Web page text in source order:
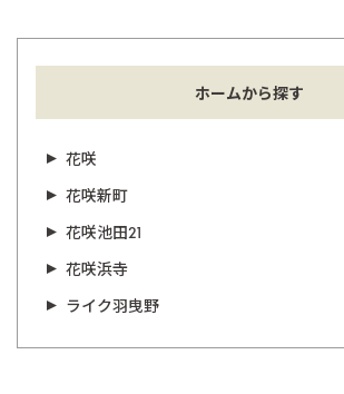
ホームから探す
花咲
花咲新町
花咲池田21
花咲浜寺
ライク羽曳野